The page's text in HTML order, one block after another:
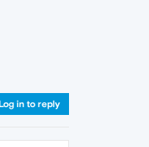
Log in to reply